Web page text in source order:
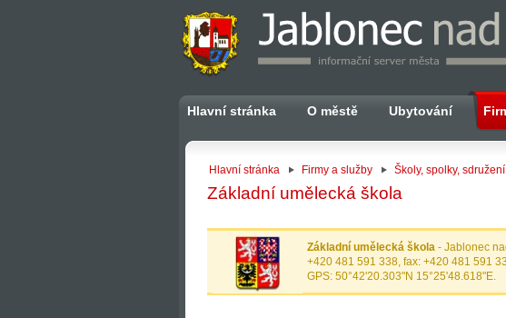
Hlavní stránka O městě Ubytování
Hlavní stránka Firmy a služby Školy, spolky, sdružení
Základní umělecká škola
Základní umělecká škola - Jablonec
+420 481 591 338, fax: +420 481 591
GPS: 50°42'20.303"N 15°25'48.618"E.